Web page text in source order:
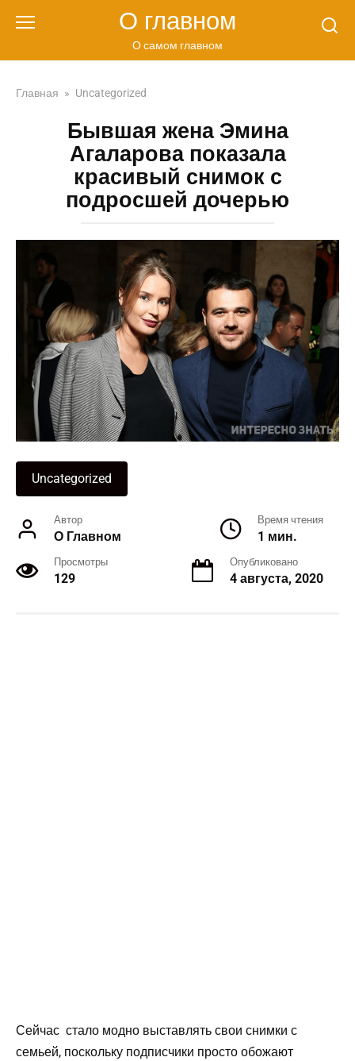
О главном
О самом главном
Главная » Uncategorized
Бывшая жена Эмина
Агаларова показала
красивый снимок с
подросшей дочерью
Uncategorized
Автор
О Главном
Время чтения
1 мин.
Просмотры
129
Опубликовано
4 августа, 2020
Сейчас стало модно выставлять свои снимки с
семьей, поскольку подписчики просто обожают